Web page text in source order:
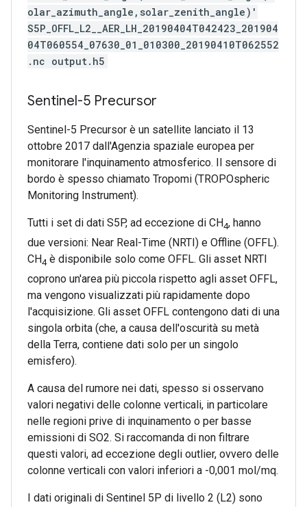
olar_azimuth_angle,solar_zenith_angle)'
S5P_OFFL_L2__AER_LH_20190404T042423_201904
04T060554_07630_01_010300_20190410T062552
.nc output.h5
Sentinel-5 Precursor
Sentinel-5 Precursor è un satellite lanciato il 13
ottobre 2017 dall'Agenzia spaziale europea per
monitorare l'inquinamento atmosferico. Il sensore di
bordo è spesso chiamato Tropomi (TROPOspheric
Monitoring Instrument).
Tutti i set di dati S5P, ad eccezione di CH4, hanno
due versioni: Near Real-Time (NRTI) e Offline (OFFL).
CH4 è disponibile solo come OFFL. Gli asset NRTI
coprono un'area più piccola rispetto agli asset OFFL,
ma vengono visualizzati più rapidamente dopo
l'acquisizione. Gli asset OFFL contengono dati di una
singola orbita (che, a causa dell'oscurità su metà
della Terra, contiene dati solo per un singolo
emisfero).
A causa del rumore nei dati, spesso si osservano
valori negativi delle colonne verticali, in particolare
nelle regioni prive di inquinamento o per basse
emissioni di SO2. Si raccomanda di non filtrare
questi valori, ad eccezione degli outlier, ovvero delle
colonne verticali con valori inferiori a -0,001 mol/mq.
I dati originali di Sentinel 5P di livello 2 (L2) sono